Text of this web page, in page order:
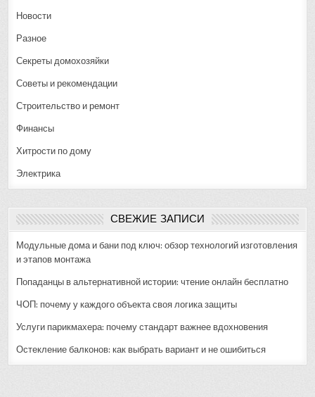
Новости
Разное
Секреты домохозяйки
Советы и рекомендации
Строительство и ремонт
Финансы
Хитрости по дому
Электрика
СВЕЖИЕ ЗАПИСИ
Модульные дома и бани под ключ: обзор технологий изготовления
и этапов монтажа
Попаданцы в альтернативной истории: чтение онлайн бесплатно
ЧОП: почему у каждого объекта своя логика защиты
Услуги парикмахера: почему стандарт важнее вдохновения
Остекление балконов: как выбрать вариант и не ошибиться